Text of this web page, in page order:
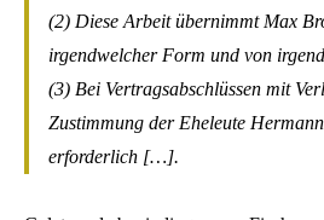
(2) Diese Arbeit übernimmt Max
irgendwelcher Form und von
(3) Bei Vertragsabschlüssen mit
Zustimmung der Eheleute
erforderlich […].